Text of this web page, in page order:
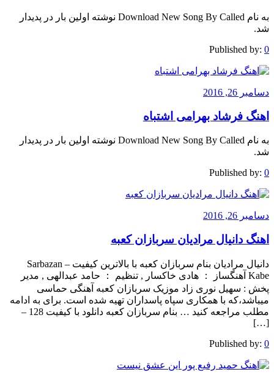
به نام Download New Song By Called نوشته اولین بار در پدیدار
شد.
Published by: 0
دسامبر 26, 2016
اهنگ فرشاد بهرامی اشتباه
به نام Download New Song By Called نوشته اولین بار در پدیدار
شد.
Published by: 0
دسامبر 26, 2016
اهنگ دانیال مرادیان سربازان کعبه
دانیال مرادیان بنام سربازان کعبه با بالاترین کیفیت – Sarbazan
Kabe آهنگساز ： هادی خاکسار , تنظیم ： حامد عبدالهی , مدیر
پخش : سهیل نوری زاد موزیک سربازان کعبه آهنگی حماسی
میباشد،که با همکاری سپاه پاسداران تهیه شده است. برای به ادامه
مطلب مراجعه کنید … بنام سربازان کعبه دانلود با کیفیت 128 –
[…]
Published by: 0